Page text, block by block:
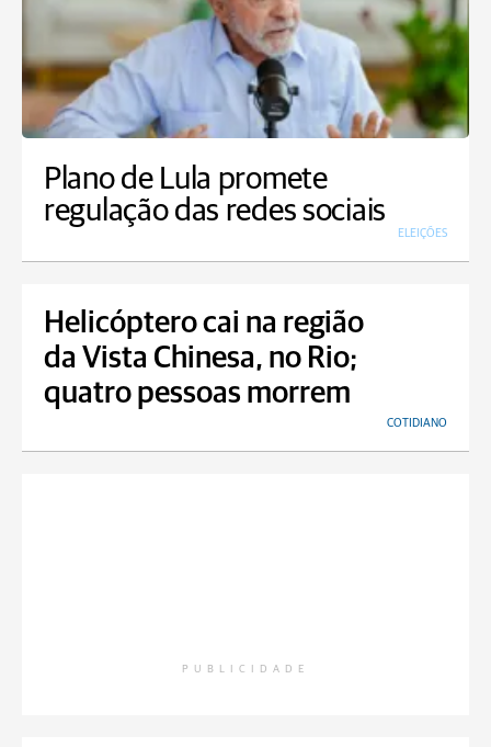
Plano de Lula promete
regulação das redes sociais
ELEIÇÕES
Helicóptero cai na região
da Vista Chinesa, no Rio;
quatro pessoas morrem
COTIDIANO
PUBLICIDADE